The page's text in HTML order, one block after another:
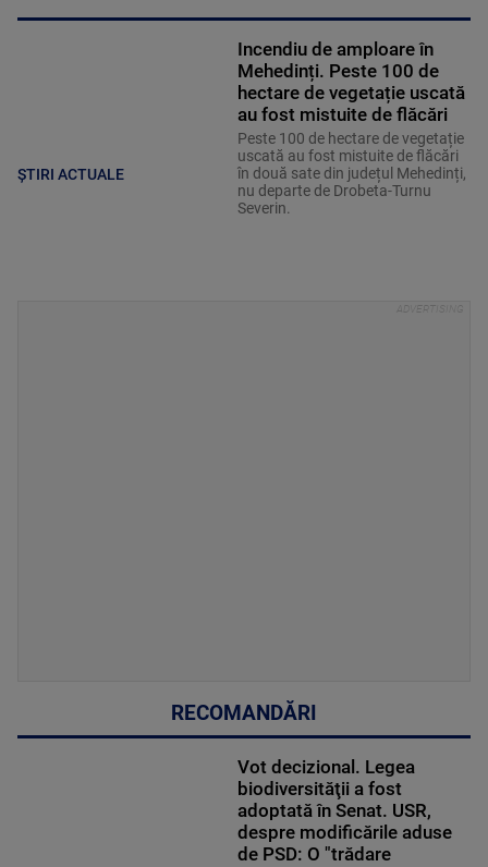
ȘTIRI ACTUALE
Incendiu de amploare în
Mehedinți. Peste 100 de
hectare de vegetație uscată
au fost mistuite de flăcări
Peste 100 de hectare de vegetație
uscată au fost mistuite de flăcări
în două sate din județul Mehedinți,
nu departe de Drobeta-Turnu
Severin.
RECOMANDĂRI
Vot decizional. Legea
biodiversităţii a fost
adoptată în Senat. USR,
despre modificările aduse
de PSD: O "trădare